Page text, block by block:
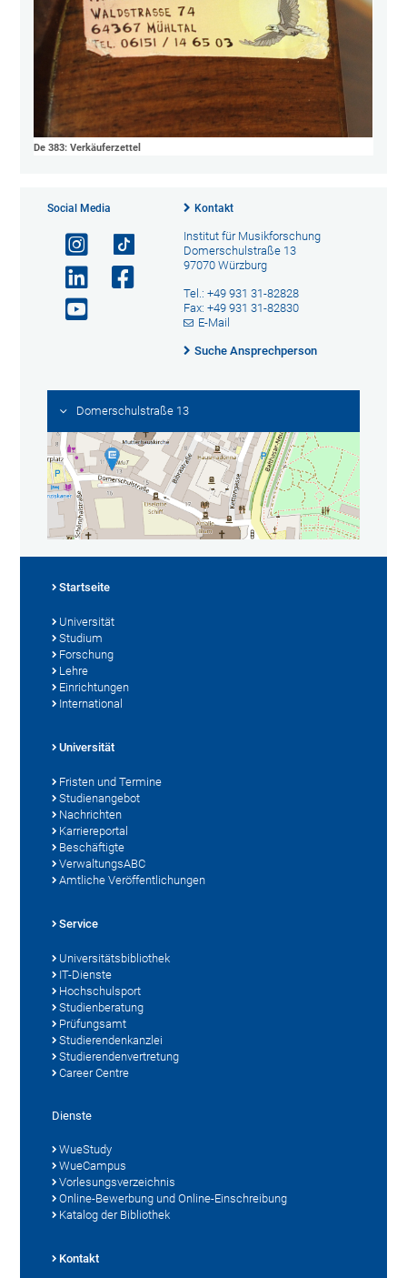
De 383: Verkäuferzettel
Social Media Kontakt
Institut für Musikforschung
Domerschulstraße 13
97070 Würzburg
Tel.: +49 931 31-82828
Fax: +49 931 31-82830
E-Mail
Suche Ansprechperson
Domerschulstraße 13
Startseite
Universität
Studium
Forschung
Lehre
Einrichtungen
International
Universität
Fristen und Termine
Studienangebot
Nachrichten
Karriereportal
Beschäftigte
VerwaltungsABC
Amtliche Veröffentlichungen
Service
Universitätsbibliothek
IT-Dienste
Hochschulsport
Studienberatung
Prüfungsamt
Studierendenkanzlei
Studierendenvertretung
Career Centre
Dienste
WueStudy
WueCampus
Vorlesungsverzeichnis
Online-Bewerbung und Online-Einschreibung
Katalog der Bibliothek
Kontakt